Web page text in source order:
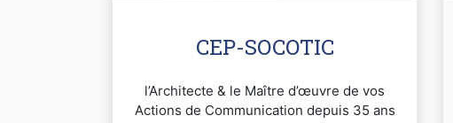
CEP-SOCOTIC
l’Architecte & le Maître d’œuvre de vos
Actions de Communication depuis 35 ans